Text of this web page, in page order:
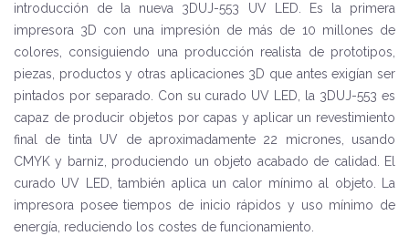
introducción de la nueva 3DUJ-553 UV LED. Es la primera
impresora 3D con una impresión de más de 10 millones de
colores, consiguiendo una producción realista de prototipos,
piezas, productos y otras aplicaciones 3D que antes exigían ser
pintados por separado. Con su curado UV LED, la 3DUJ-553 es
capaz de producir objetos por capas y aplicar un revestimiento
final de tinta UV de aproximadamente 22 micrones, usando
CMYK y barniz, produciendo un objeto acabado de calidad. El
curado UV LED, también aplica un calor mínimo al objeto. La
impresora posee tiempos de inicio rápidos y uso mínimo de
energía, reduciendo los costes de funcionamiento.